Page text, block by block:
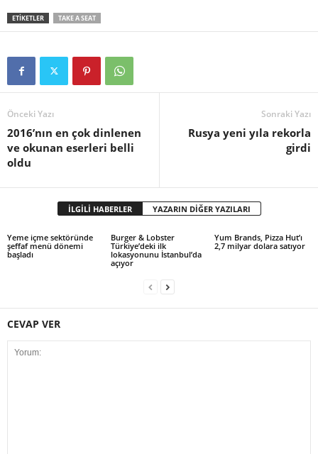
ETİKETLER TAKE A SEAT
Önceki Yazı
2016’nın en çok dinlenen
ve okunan eserleri belli
oldu
Sonraki Yazı
Rusya yeni yıla rekorla
girdi
İLGİLİ HABERLER YAZARIN DİĞER YAZILARI
Yeme içme sektöründe
şeffaf menü dönemi
başladı
Burger & Lobster
Türkiye’deki ilk
lokasyonunu İstanbul’da
açıyor
Yum Brands, Pizza Hut’ı
2,7 milyar dolara satıyor
CEVAP VER